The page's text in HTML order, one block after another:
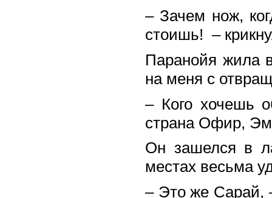
– Зачем нож,
стоишь! –
Паранойя жила
на меня с
– Кого хочешь
страна Офир,
Он зашелся в
местах весьма
– Это же Сарай,